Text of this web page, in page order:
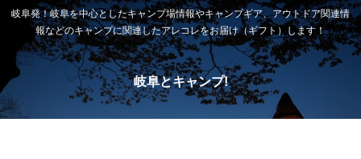
岐阜発！岐阜を中心としたキャンプ場情報やキャンプギア、アウトドア関連情
報などのキャンプに関連したアレコレをお届け（ギフト）します！
岐阜とキャンプ!